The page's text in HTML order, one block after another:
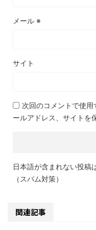
メール ※
サイト
次回のコメントで使
ールアドレス、サイトを
日本語が含まれない投稿
（スパム対策）
関連記事